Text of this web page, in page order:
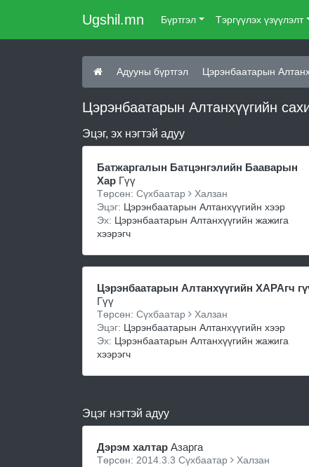
Ugshil.mn Бүртгэл Тэргүүлэх үзүүлэлт
Адууны бүртгэл Цэрэнбаатарын
Цэрэнбаатарын Алтанхүүгийн
Эцэг, эх нэгтэй адуу
Батжаргалын Батцэнгэлийн Бааварын
Хар Гүү
Төрсөн: Сүхбаатар
Халзан
Эцэг: Цэрэнбаатарын Алтанхүүгийн хээр
Эх: Цэрэнбаатарын Алтанхүүгийн жажига
хээрэгч
Цэрэнбаатарын Алтанхүүгийн ХАРАгч
Гүү
Төрсөн: Сүхбаатар
Халзан
Эцэг: Цэрэнбаатарын Алтанхүүгийн хээр
Эх: Цэрэнбаатарын Алтанхүүгийн жажига
хээрэгч
Эцэг нэгтэй адуу
Дэрэм халтар Азарга
Төрсөн: 2014.3.3 Сүхбаатар
Халзан